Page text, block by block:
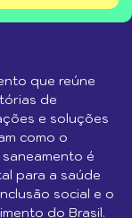
que reúne
de
e soluções
como o
é
para a saúde
social e o
do Brasil.